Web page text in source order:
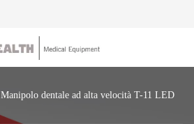
Manipolo dentale ad alta velocità T-11 LED